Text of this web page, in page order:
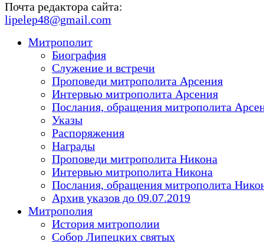
Почта редактора сайта:
lipelep48@gmail.com
Митрополит
Биография
Служение и встречи
Проповеди митрополита Арсения
Интервью митрополита Арсения
Послания, обращения митрополита
Указы
Распоряжения
Награды
Проповеди митрополита Никона
Интервью митрополита Никона
Послания, обращения митрополита
Архив указов до 09.07.2019
Митрополия
История митрополии
Собор Липецких святых